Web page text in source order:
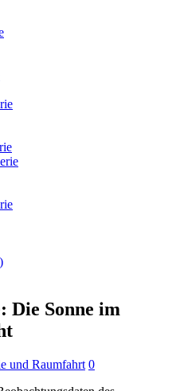
Die Sonne im
und Raumfahrt 0